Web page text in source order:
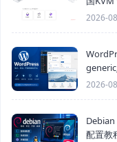
2026-
2026-
配置教